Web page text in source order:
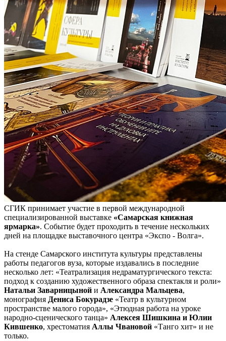
СГИК принимает участие в первой международной
специализированной выставке «Самарская книжная
ярмарка». Событие будет проходить в течение нескольких
дней на площадке выставочного центра «Экспо - Волга».
На стенде Самарского института культуры представлены
работы педагогов вуза, которые издавались в последние
несколько лет: «Театрализация недраматургического текста:
подход к созданию художественного образа спектакля и роли»
Натальи Заварницыной и Александра Мальцева,
монография Дениса Бокурадзе «Театр в культурном
пространстве малого города», «Этюдная работа на уроке
народно-сценического танца» Алексея Шишкина и Юлии
Кившенко, хрестоматия Аллы Чвановой «Танго хит» и не
только.